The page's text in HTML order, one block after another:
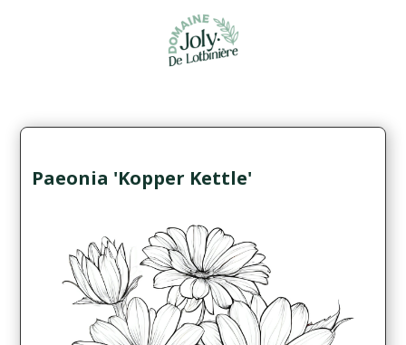
Paeonia 'Kopper Kettle'